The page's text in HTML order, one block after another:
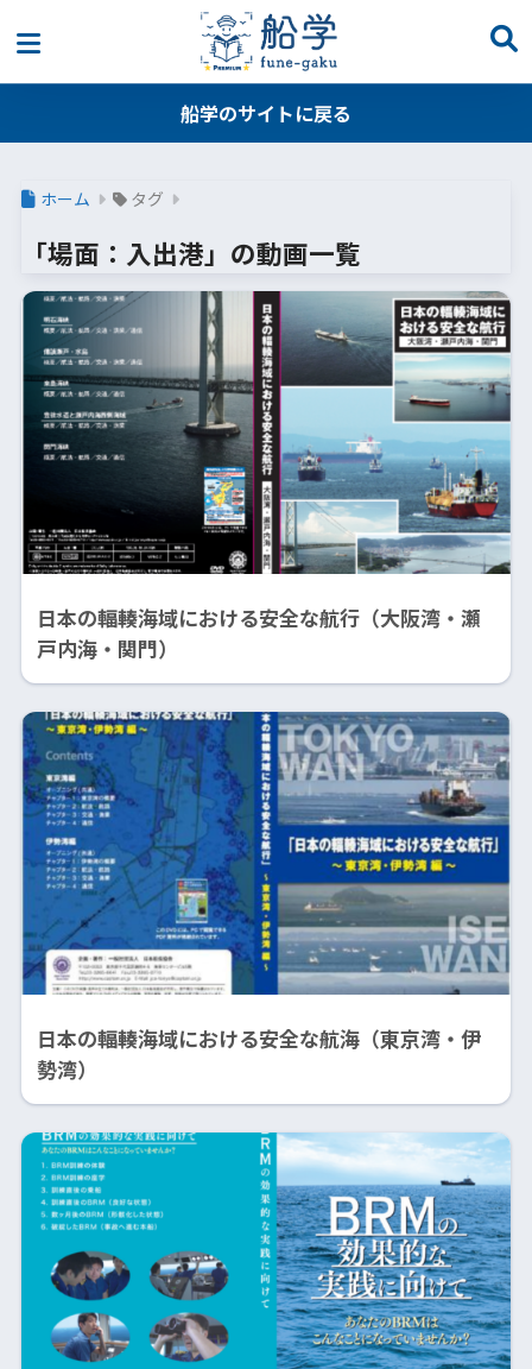
船学のサイトに戻る
ホーム タグ
「場面：入出港」の動画一覧
日本の輻輳海域における安全な航行（大阪湾・瀬
戸内海・関門）
日本の輻輳海域における安全な航海（東京湾・伊
勢湾）